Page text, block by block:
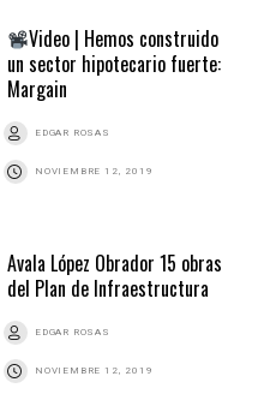
Video | Hemos construido
un sector hipotecario fuerte:
Margain
EDGAR ROSAS
NOVIEMBRE 12, 2019
Avala López Obrador 15 obras
del Plan de Infraestructura
EDGAR ROSAS
NOVIEMBRE 12, 2019